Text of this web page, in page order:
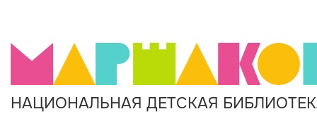
НАЦИОНАЛЬНАЯ ДЕТСКАЯ